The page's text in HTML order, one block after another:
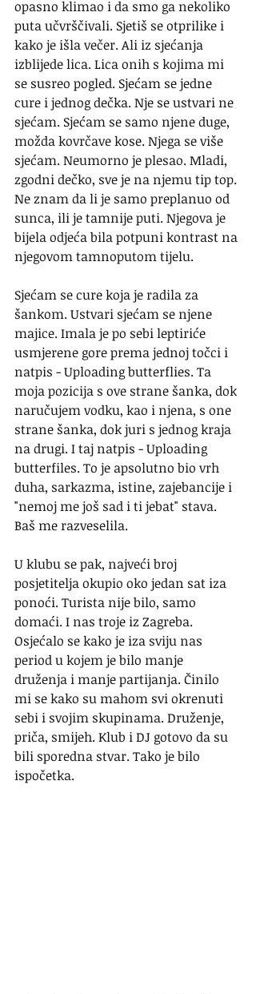
opasno klimao i da smo ga nekoliko
puta učvrščivali. Sjetiš se otprilike i
kako je išla večer. Ali iz sjećanja
izblijede lica. Lica onih s kojima mi
se susreo pogled. Sjećam se jedne
cure i jednog dečka. Nje se ustvari ne
sjećam. Sjećam se samo njene duge,
možda kovrčave kose. Njega se više
sjećam. Neumorno je plesao. Mladi,
zgodni dečko, sve je na njemu tip top.
Ne znam da li je samo preplanuo od
sunca, ili je tamnije puti. Njegova je
bijela odjeća bila potpuni kontrast na
njegovom tamnoputom tijelu.
Sjećam se cure koja je radila za
šankom. Ustvari sjećam se njene
majice. Imala je po sebi leptiriće
usmjerene gore prema jednoj točci i
natpis - Uploading butterflies. Ta
moja pozicija s ove strane šanka, dok
naručujem vodku, kao i njena, s one
strane šanka, dok juri s jednog kraja
na drugi. I taj natpis - Uploading
butterfiles. To je apsolutno bio vrh
duha, sarkazma, istine, zajebancije i
"nemoj me još sad i ti jebat" stava.
Baš me razveselila.
U klubu se pak, najveći broj
posjetitelja okupio oko jedan sat iza
ponoći. Turista nije bilo, samo
domaći. I nas troje iz Zagreba.
Osjećalo se kako je iza sviju nas
period u kojem je bilo manje
druženja i manje partijanja. Činilo
mi se kako su mahom svi okrenuti
sebi i svojim skupinama. Druženje,
priča, smijeh. Klub i DJ gotovo da su
bili sporedna stvar. Tako je bilo
ispočetka.